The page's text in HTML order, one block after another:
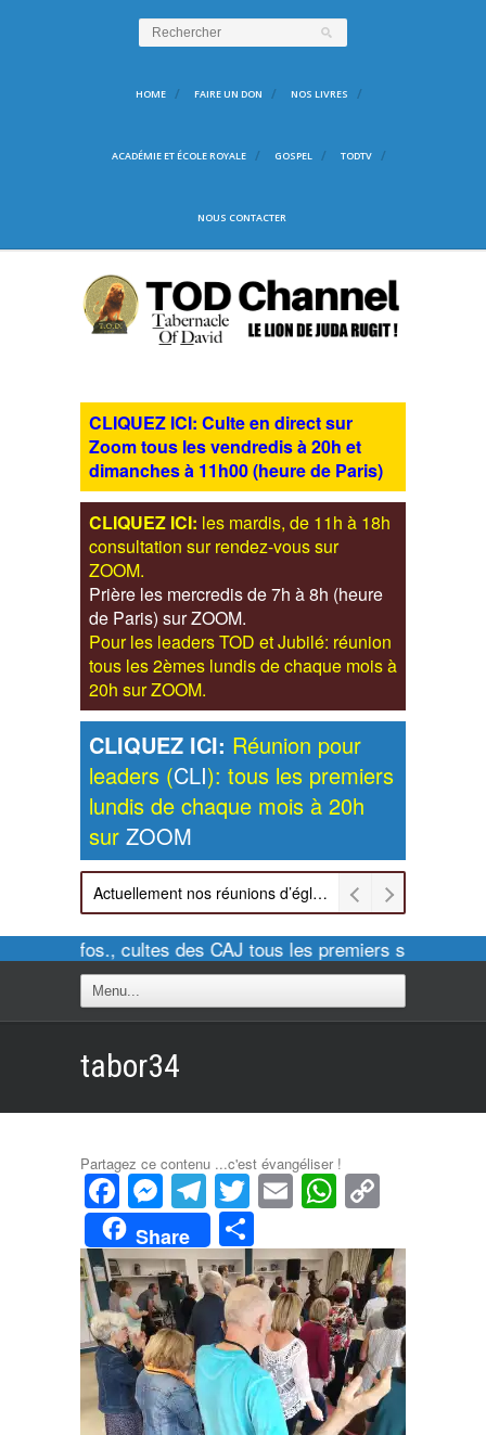
HOME FAIRE UN DON NOS LIVRES
ACADÉMIE ET ÉCOLE ROYALE GOSPEL TODTV
NOUS CONTACTER
CLIQUEZ ICI: Culte en direct sur
Zoom tous les vendredis à 20h et
dimanches à 11h00 (heure de Paris)
CLIQUEZ ICI: les mardis, de 11h à 18h
consultation sur rendez-vous sur
ZOOM.
Prière les mercredis de 7h à 8h (heure
de Paris) sur ZOOM.
Pour les leaders TOD et Jubilé: réunion
tous les 2èmes lundis de chaque mois à
20h sur ZOOM.
CLIQUEZ ICI: Réunion pour
leaders (CLI): tous les premiers
lundis de chaque mois à 20h
sur ZOOM
Actuellement nos réunions d’église sont retransmises sur ZOOM les dimanches à 11h et vendredis à 20h00
Pour infos., cultes des CAJ tous les premiers samedis
tabor34
Partagez ce contenu ...c'est évangéliser !
Facebook
Messenger
Telegram
Twitter
Email
Share